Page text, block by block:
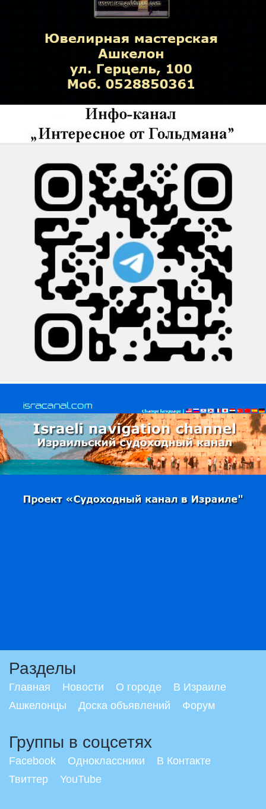
Разделы
Главная Новости О городе
В Израиле
Ашкелонцы
Доска объявлений Форум
Группы в соцсетях
Facebook Одноклассники
В Контакте
Твиттер
YouTube